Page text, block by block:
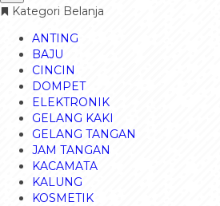
Kategori Belanja
ANTING
BAJU
CINCIN
DOMPET
ELEKTRONIK
GELANG KAKI
GELANG TANGAN
JAM TANGAN
KACAMATA
KALUNG
KOSMETIK